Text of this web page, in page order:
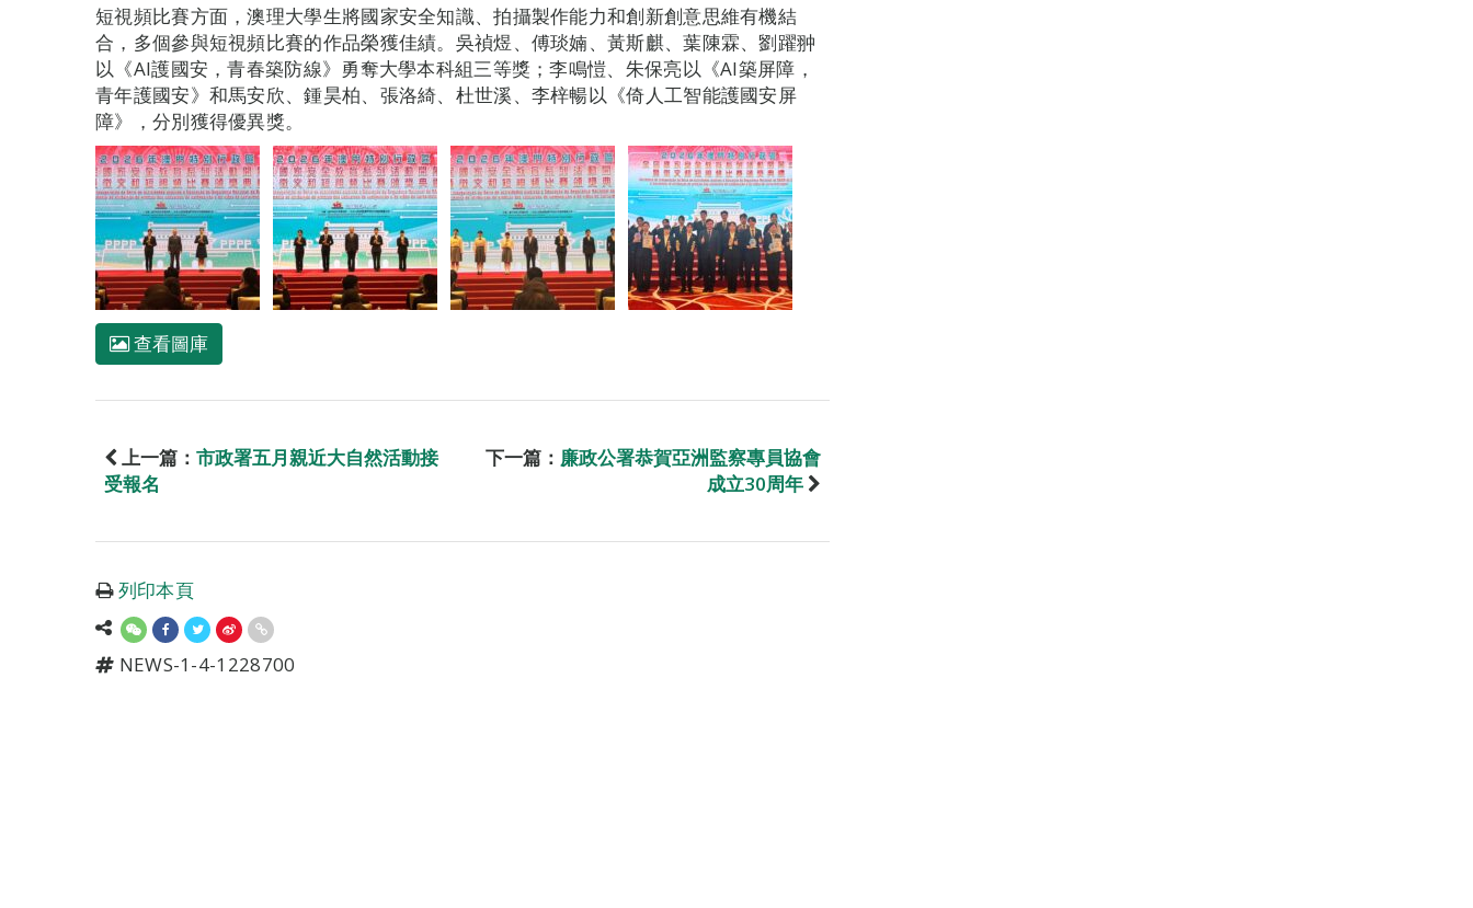
短視頻比賽方面，澳理大學生將國家安全知識、拍攝製作能力和創新創意思維有機結
合，多個參與短視頻比賽的作品榮獲佳績。吳禎煜、傅琰婻、黃斯麒、葉陳霖、劉躍翀
以《AI護國安，青春築防線》勇奪大學本科組三等獎；李鳴愷、朱保亮以《AI築屏障，
青年護國安》和馬安欣、鍾昊柏、張洛綺、杜世溪、李梓暢以《倚人工智能護國安屏
障》，分別獲得優異獎。
查看圖庫
上一篇： 市政署五月親近大自然活動接
受報名
下一篇： 廉政公署恭賀亞洲監察專員協會
成立30周年
列印本頁
NEWS-1-4-1228700